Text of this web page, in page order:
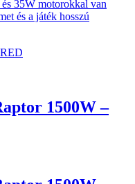
35W motorokkal van
és a játék hosszú
1500W –